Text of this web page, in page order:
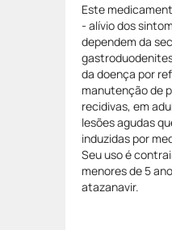
Este
- alívio dos
dependem da
da doença por
manutenção de
recidivas, em
lesões agudas
induzidas por
Seu uso é
menores de 5
atazanavir.